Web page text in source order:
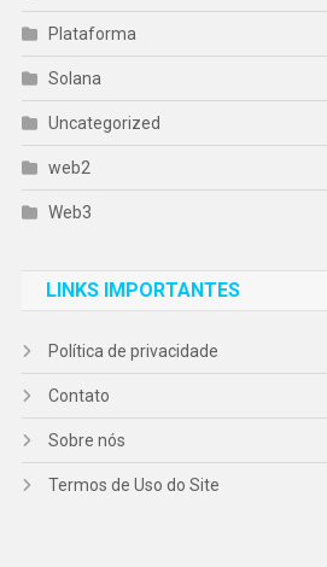
Plataforma
Solana
Uncategorized
web2
Web3
LINKS IMPORTANTES
Política de privacidade
Contato
Sobre nós
Termos de Uso do Site